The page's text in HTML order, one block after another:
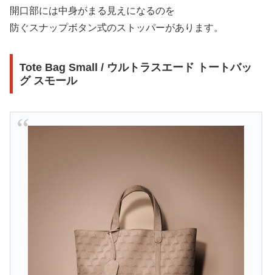
開口部には中身がまる見えになるのを
防ぐスナップボタン式のストッパーがあります。
Tote Bag Small / ウルトラスエード トートバッ
グ スモール